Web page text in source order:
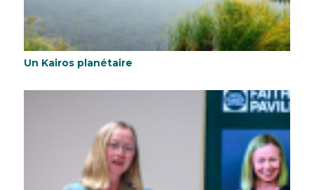
Un Kairos planétaire